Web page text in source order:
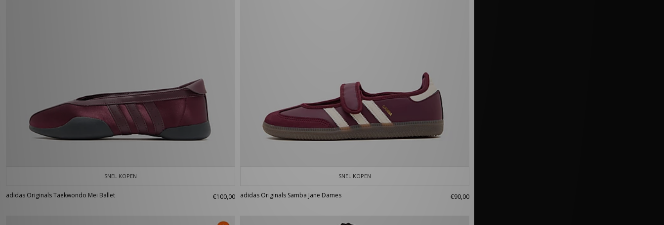
SNEL KOPEN
adidas Originals Taekwondo Mei Ballet €100,00
SNEL KOPEN
adidas Originals Samba Jane Dames €90,00